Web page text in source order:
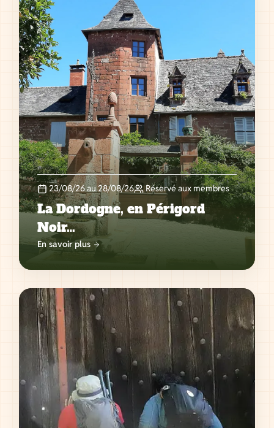
23/08/26 au 28/08/26 Réservé aux membres
La Dordogne, en Périgord
Noir…
En savoir plus